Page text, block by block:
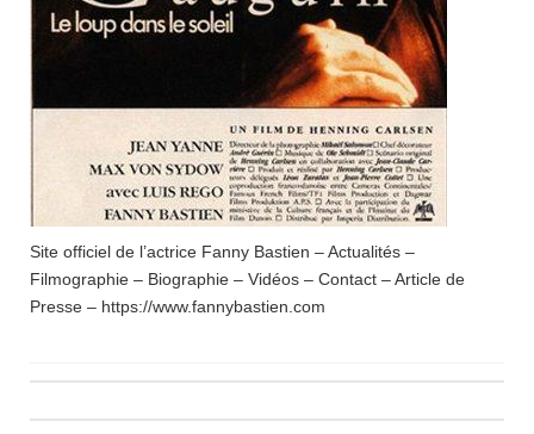
Site officiel de l’actrice Fanny Bastien – Actualités –
Filmographie – Biographie – Vidéos – Contact – Article de
Presse – https://www.fannybastien.com